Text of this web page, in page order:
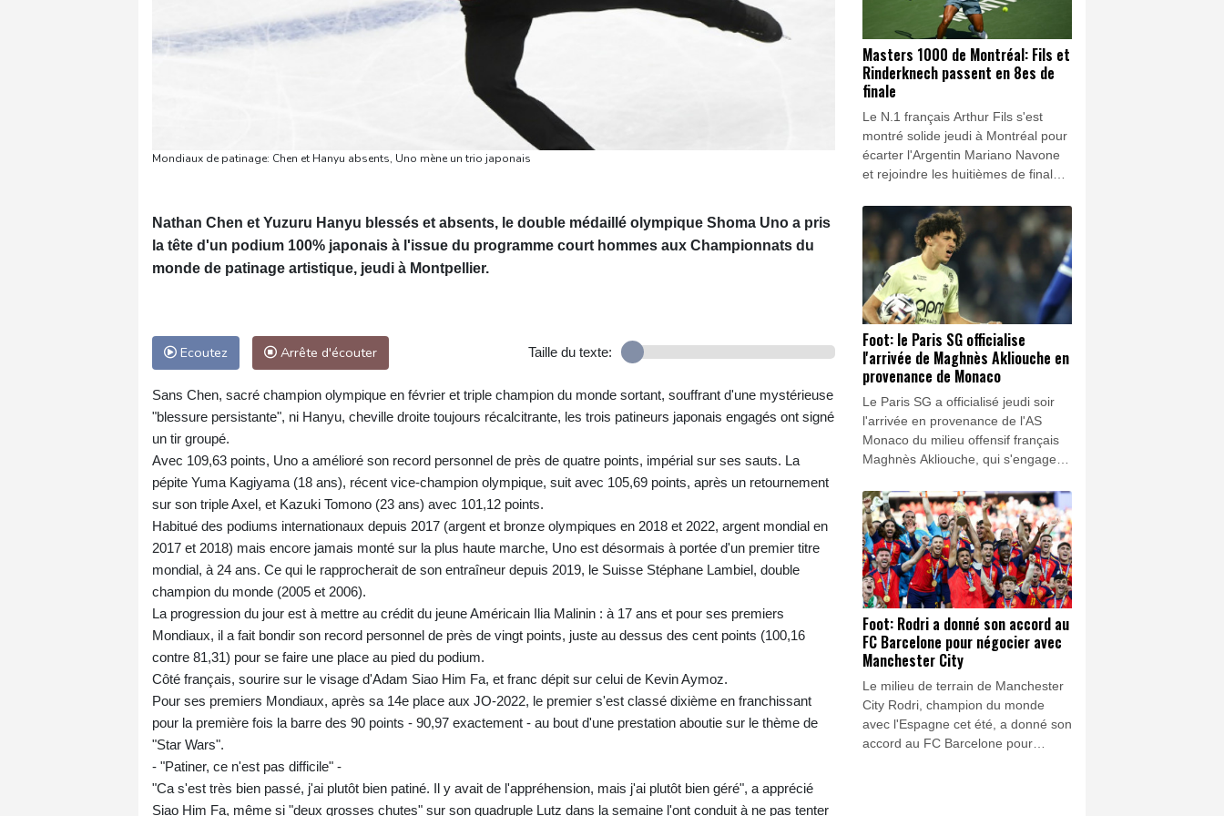
Mondiaux de patinage: Chen et Hanyu absents, Uno mène un trio japonais
Nathan Chen et Yuzuru Hanyu blessés et absents, le double médaillé olympique Shoma Uno a pris
la tête d'un podium 100% japonais à l'issue du programme court hommes aux Championnats du
monde de patinage artistique, jeudi à Montpellier.
Ecoutez Arrête d'écouter Taille du texte:
Sans Chen, sacré champion olympique en février et triple champion du monde sortant, souffrant d'une mystérieuse
"blessure persistante", ni Hanyu, cheville droite toujours récalcitrante, les trois patineurs japonais engagés ont signé
un tir groupé.
Avec 109,63 points, Uno a amélioré son record personnel de près de quatre points, impérial sur ses sauts. La
pépite Yuma Kagiyama (18 ans), récent vice-champion olympique, suit avec 105,69 points, après un retournement
sur son triple Axel, et Kazuki Tomono (23 ans) avec 101,12 points.
Habitué des podiums internationaux depuis 2017 (argent et bronze olympiques en 2018 et 2022, argent mondial en
2017 et 2018) mais encore jamais monté sur la plus haute marche, Uno est désormais à portée d'un premier titre
mondial, à 24 ans. Ce qui le rapprocherait de son entraîneur depuis 2019, le Suisse Stéphane Lambiel, double
champion du monde (2005 et 2006).
La progression du jour est à mettre au crédit du jeune Américain Ilia Malinin : à 17 ans et pour ses premiers
Mondiaux, il a fait bondir son record personnel de près de vingt points, juste au dessus des cent points (100,16
contre 81,31) pour se faire une place au pied du podium.
Côté français, sourire sur le visage d'Adam Siao Him Fa, et franc dépit sur celui de Kevin Aymoz.
Pour ses premiers Mondiaux, après sa 14e place aux JO-2022, le premier s'est classé dixième en franchissant
pour la première fois la barre des 90 points - 90,97 exactement - au bout d'une prestation aboutie sur le thème de
"Star Wars".
- "Patiner, ce n'est pas difficile" -
"Ca s'est très bien passé, j'ai plutôt bien patiné. Il y avait de l'appréhension, mais j'ai plutôt bien géré", a apprécié
Siao Him Fa, même si "deux grosses chutes" sur son quadruple Lutz dans la semaine l'ont conduit à ne pas tenter
Masters 1000 de Montréal: Fils et
Rinderknech passent en 8es de
finale
Le N.1 français Arthur Fils s'est
montré solide jeudi à Montréal pour
écarter l'Argentin Mariano Navone
et rejoindre les huitièmes de finale
comme Arthur Rinderknech qui a
profité de l'abandon de l'Américain
Frances Tiafoe.
Foot: le Paris SG officialise
l'arrivée de Maghnès Akliouche en
provenance de Monaco
Le Paris SG a officialisé jeudi soir
l'arrivée en provenance de l'AS
Monaco du milieu offensif français
Maghnès Akliouche, qui s'engage
2031.
Foot: Rodri a donné son accord au
FC Barcelone pour négocier avec
Manchester City
Le milieu de terrain de Manchester
City Rodri, champion du monde
avec l'Espagne cet été, a donné son
accord au FC Barcelone pour